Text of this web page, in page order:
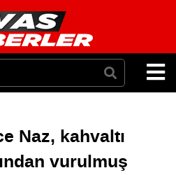
Naz, kahvaltı
vurulmuş